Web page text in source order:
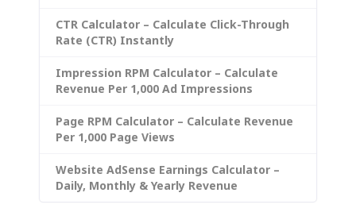
CTR Calculator – Calculate Click-Through
Rate (CTR) Instantly
Impression RPM Calculator – Calculate
Revenue Per 1,000 Ad Impressions
Page RPM Calculator – Calculate Revenue
Per 1,000 Page Views
Website AdSense Earnings Calculator –
Daily, Monthly & Yearly Revenue